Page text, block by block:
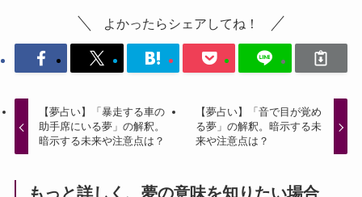
よかったらシェアしてね！
【夢占い】「暴走する車の
助手席にいる夢」の解釈。
暗示する未来や注意点は？
【夢占い】「音で目が覚め
る夢」の解釈。暗示する未
来や注意点は？
もっと詳しく、夢の意味を知りたい場合